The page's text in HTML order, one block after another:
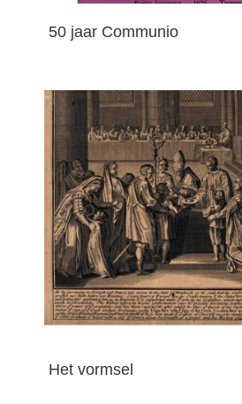
50 jaar Communio
Het vormsel